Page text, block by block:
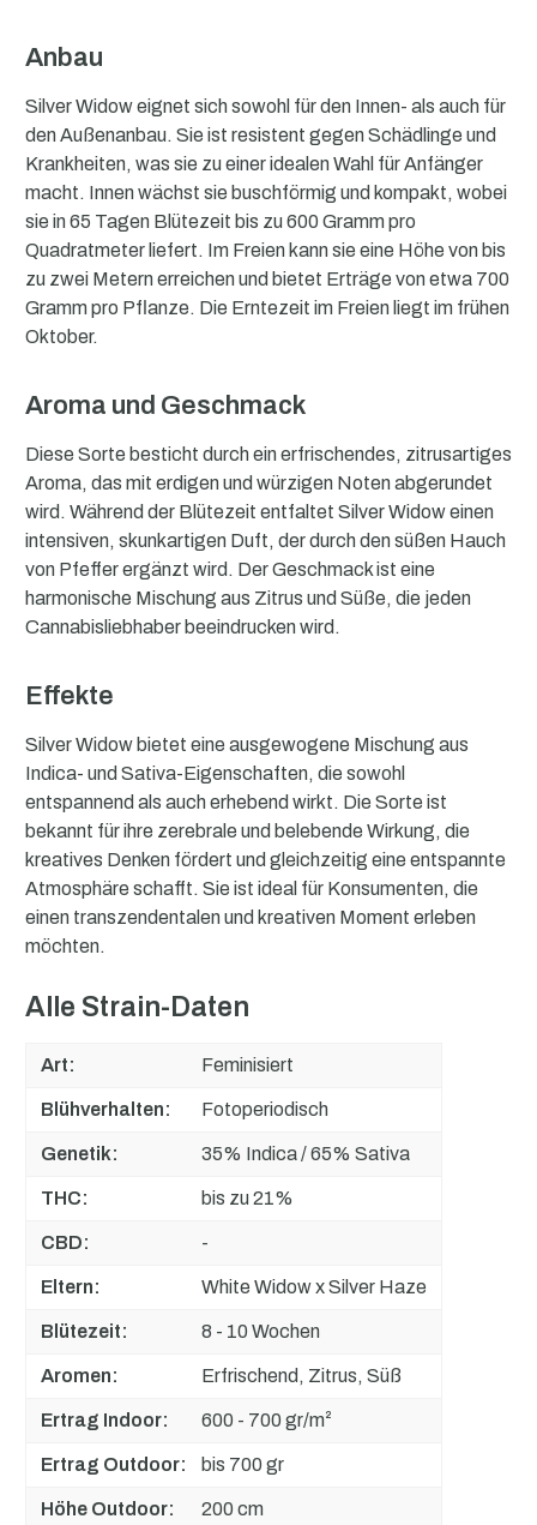
Anbau
Silver Widow eignet sich sowohl für den Innen- als auch für
den Außenanbau. Sie ist resistent gegen Schädlinge und
Krankheiten, was sie zu einer idealen Wahl für Anfänger
macht. Innen wächst sie buschförmig und kompakt, wobei
sie in 65 Tagen Blütezeit bis zu 600 Gramm pro
Quadratmeter liefert. Im Freien kann sie eine Höhe von bis
zu zwei Metern erreichen und bietet Erträge von etwa 700
Gramm pro Pflanze. Die Erntezeit im Freien liegt im frühen
Oktober.
Aroma und Geschmack
Diese Sorte besticht durch ein erfrischendes, zitrusartiges
Aroma, das mit erdigen und würzigen Noten abgerundet
wird. Während der Blütezeit entfaltet Silver Widow einen
intensiven, skunkartigen Duft, der durch den süßen Hauch
von Pfeffer ergänzt wird. Der Geschmack ist eine
harmonische Mischung aus Zitrus und Süße, die jeden
Cannabisliebhaber beeindrucken wird.
Effekte
Silver Widow bietet eine ausgewogene Mischung aus
Indica- und Sativa-Eigenschaften, die sowohl
entspannend als auch erhebend wirkt. Die Sorte ist
bekannt für ihre zerebrale und belebende Wirkung, die
kreatives Denken fördert und gleichzeitig eine entspannte
Atmosphäre schafft. Sie ist ideal für Konsumenten, die
einen transzendentalen und kreativen Moment erleben
möchten.
Alle Strain-Daten
Art: Feminisiert
Blühverhalten: Fotoperiodisch
Genetik: 35% Indica / 65% Sativa
THC: bis zu 21%
CBD: -
Eltern: White Widow x Silver Haze
Blütezeit: 8 - 10 Wochen
Aromen: Erfrischend, Zitrus, Süß
Ertrag Indoor: 600 - 700 gr/m²
Ertrag Outdoor: bis 700 gr
Höhe Outdoor: 200 cm